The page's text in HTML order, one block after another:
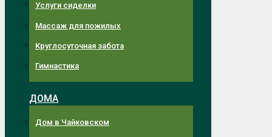
Услуги сиделки
Массаж для пожилых
Круглосуточная забота
Гимнастика
ДОМА
Дом в Чайковском